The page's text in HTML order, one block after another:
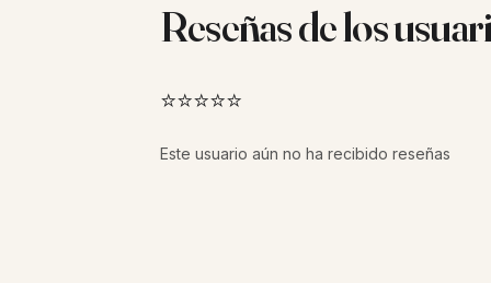
Reseñas de los
⭐⭐⭐⭐⭐
Este usuario aún no ha recibido reseñas